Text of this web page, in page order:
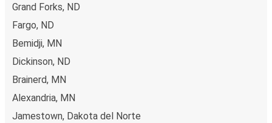
Grand Forks, ND
Fargo, ND
Bemidji, MN
Dickinson, ND
Brainerd, MN
Alexandria, MN
Jamestown, Dakota del Norte